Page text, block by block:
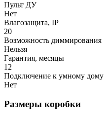
Пульт ДУ
Нет
Влагозащита, IP
20
Возможность диммирования
Нельзя
Гарантия, месяцы
12
Подключение к умному дому
Нет
Размеры коробки